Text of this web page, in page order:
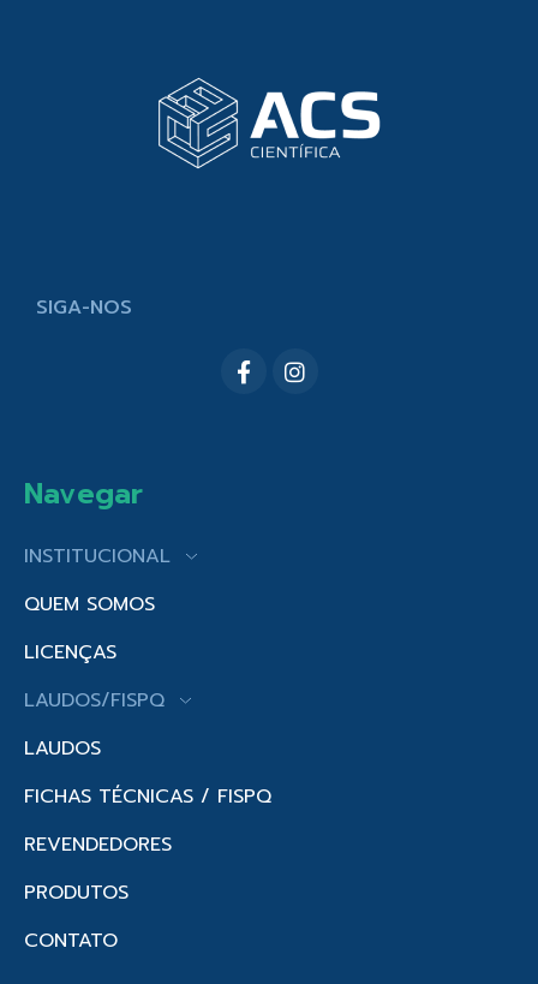
SIGA-NOS
Navegar
INSTITUCIONAL
QUEM SOMOS
LICENÇAS
LAUDOS/FISPQ
LAUDOS
FICHAS TÉCNICAS / FISPQ
REVENDEDORES
PRODUTOS
CONTATO